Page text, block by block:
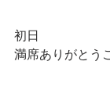
初日
満席ありがとう